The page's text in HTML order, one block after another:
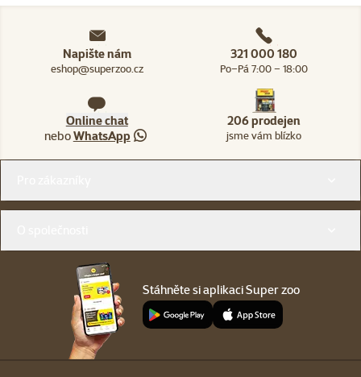
Napište nám
eshop@superzoo.cz
321 000 180
Po–Pá 7:00 – 18:00
Online chat
neboWhatsApp
206 prodejen
jsme vám blízko
Stáhněte si aplikaci Super zoo